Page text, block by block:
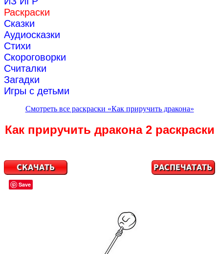
Раскраски
Сказки
Аудиосказки
Стихи
Скороговорки
Считалки
Загадки
Игры с детьми
Смотреть все раскраски «Как приручить дракона»
Как приручить дракона 2 раскраски
Save